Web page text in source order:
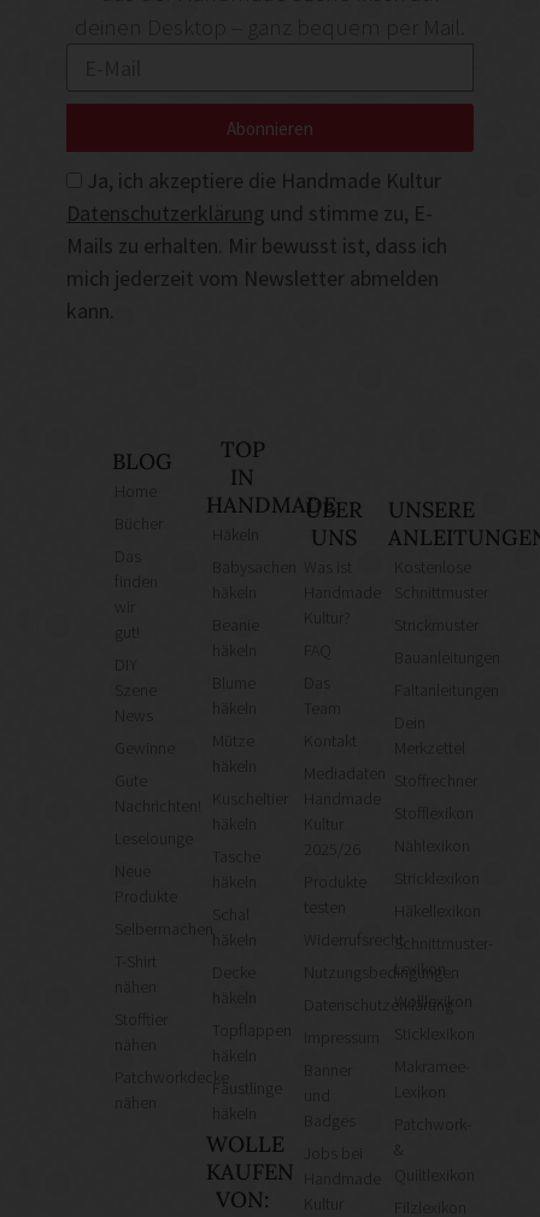
deinen Desktop – ganz bequem per Mail.
Ja, ich akzeptiere die Handmade Kultur
Datenschutzerklärung und stimme zu, E-
Mails zu erhalten. Mir bewusst ist, dass ich
mich jederzeit vom Newsletter abmelden
kann.
Abonnieren
BLOG
finden
gut!
News
Gute
Nachrichten!
Leselounge
Neue
Produkte
Selbermachen
T-Shirt
Stofftier
Patchworkdecke
TOP
IN
HANDMADE
häkeln
häkeln
Mütze
häkeln
Kuscheltier
häkeln
Tasche
häkeln
häkeln
Topflappen
häkeln
Fäustlinge
häkeln
WOLLE
KAUFEN
VON:
ÜBER
UNS
Was ist
Kultur?
Team
Kontakt
Mediadaten
Kultur
2025/26
Produkte
testen
Widerrufsrecht
Nutzungsbedingungen
Datenschutzerklärung
Kultur
UNSERE
Kostenlose
Schnittmuster
Strickmuster
Bauanleitungen
Faltanleitungen
Merkzettel
Stoffrechner
Stofflexikon
Nählexikon
Stricklexikon
Häkellexikon
Schnittmuster-
Lexikon
Wolllexikon
Sticklexikon
Makramee-
Lexikon
Patchwork-
&
Quiltlexikon